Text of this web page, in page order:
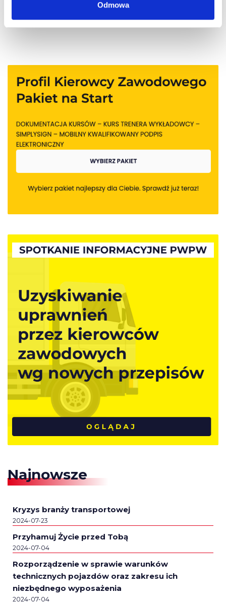
Odmowa
Najnowsze
Kryzys branży transportowej
2024-07-23
Przyhamuj Życie przed Tobą
2024-07-04
Rozporządzenie w sprawie warunków
technicznych pojazdów oraz zakresu ich
niezbędnego wyposażenia
2024-07-04